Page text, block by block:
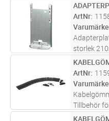
ST
ArtNr
Varumärke
storlek
väljs efter
kanal.
ST
ArtNr
Varumärke
Tillbehör